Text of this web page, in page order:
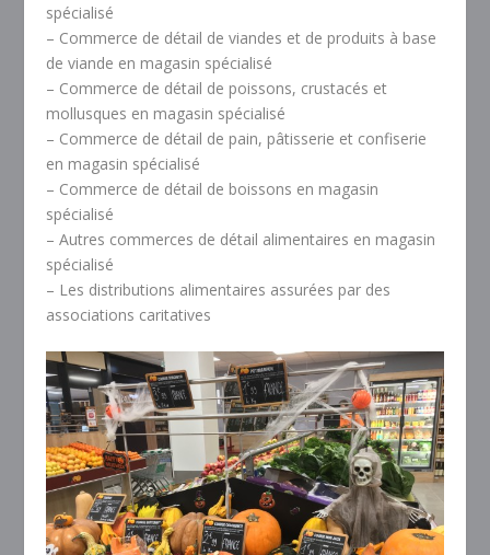
spécialisé
– Commerce de détail de viandes et de produits à base
de viande en magasin spécialisé
– Commerce de détail de poissons, crustacés et
mollusques en magasin spécialisé
– Commerce de détail de pain, pâtisserie et confiserie
en magasin spécialisé
– Commerce de détail de boissons en magasin
spécialisé
– Autres commerces de détail alimentaires en magasin
spécialisé
– Les distributions alimentaires assurées par des
associations caritatives